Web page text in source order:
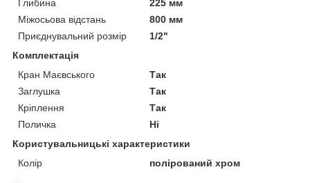
Глибина
225 мм
Міжосьова відстань
800 мм
Приєднувальний розмір
1/2"
Комплектація
Кран Маєвського
Так
Заглушка
Так
Кріплення
Так
Поличка
Ні
Користувальницькі характеристики
Колір
полірований хром